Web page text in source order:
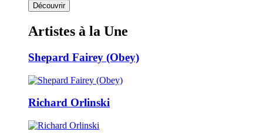
Découvrir
Artistes à la Une
Shepard Fairey (Obey)
Richard Orlinski